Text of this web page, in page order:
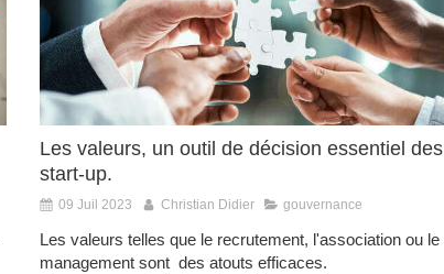
Les valeurs, un outil de décision essentiel des
start-up.
09 Juil 2023 Christian Didier gouvernance
Les valeurs telles que le recrutement, l'association ou le
management sont des atouts efficaces.